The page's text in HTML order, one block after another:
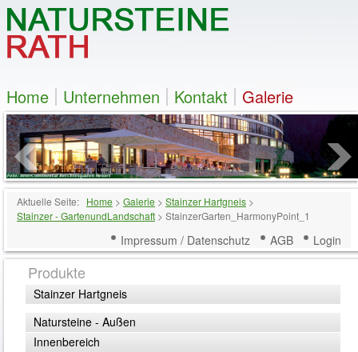
Home Unternehmen Kontakt Galerie
Aktuelle Seite: Home > Galerie > Stainzer Hartgneis >
Stainzer - GartenundLandschaft > StainzerGarten_HarmonyPoint_1
Impressum / Datenschutz AGB Login
Produkte
Stainzer Hartgneis
Natursteine - Außen
Innenbereich